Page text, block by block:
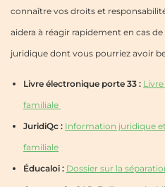
connaître vos droits et
aidera à réagir rapidement en cas
juridique dont vous pourriez avoir
Livre électronique porte 33 :
familiale
JuridiQc : Information juridique
familiale
Éducaloi : Dossier sur la